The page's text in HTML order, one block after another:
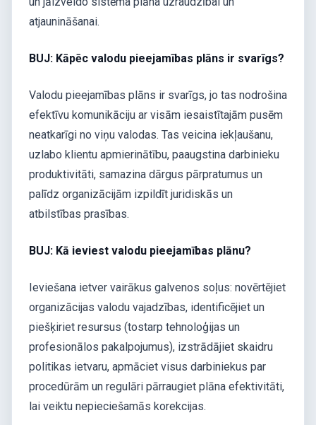
atjaunināšanai.
BUJ: Kāpēc valodu pieejamības plāns ir svarīgs?
Valodu pieejamības plāns ir svarīgs, jo tas nodrošina
efektīvu komunikāciju ar visām iesaistītajām pusēm
neatkarīgi no viņu valodas. Tas veicina iekļaušanu,
uzlabo klientu apmierinātību, paaugstina darbinieku
produktivitāti, samazina dārgus pārpratumus un
palīdz organizācijām izpildīt juridiskās un
atbilstības prasības.
BUJ: Kā ieviest valodu pieejamības plānu?
Ieviešana ietver vairākus galvenos soļus: novērtējiet
organizācijas valodu vajadzības, identificējiet un
piešķiriet resursus (tostarp tehnoloģijas un
profesionālos pakalpojumus), izstrādājiet skaidru
politikas ietvaru, apmāciet visus darbiniekus par
procedūrām un regulāri pārraugiet plāna efektivitāti,
lai veiktu nepieciešamās korekcijas.